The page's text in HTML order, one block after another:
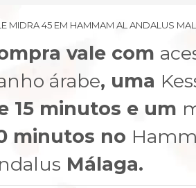
MIDRA 45 EM HAMMAM AL ANDALUS
vale com
árabe, uma
15 minutos e um
minutos no
Málaga.